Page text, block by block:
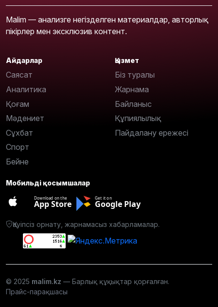
Malim — анализге негізделген материалдар, авторлық
пікірлер мен эксклюзив контент.
Айдарлар
Саясат
Аналитика
Қоғам
Мәдениет
Сұхбат
Спорт
Бейне
Қызмет
Біз туралы
Жарнама
Байланыс
Құпиялылық
Пайдалану ережесі
Мобильді қосымшалар
Download on the
App Store
Get it on
Google Play
Қауіпсіз орнату, жарнамасыз хабарламалар.
© 2025 malim.kz — Барлық құқықтар қорғалған.
Прайс-парақшасы